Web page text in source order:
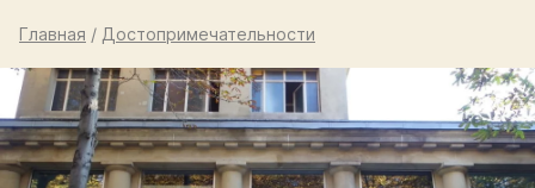
Главная / Достопримечательности